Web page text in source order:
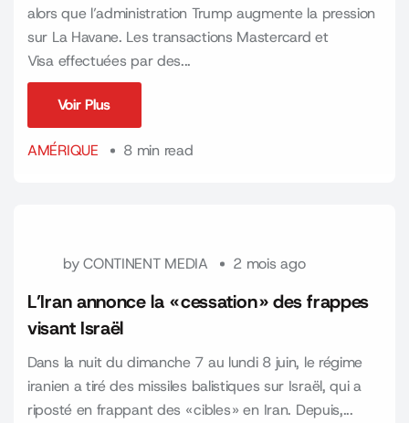
alors que l’administration Trump augmente la pression
sur La Havane. Les transactions Mastercard et
Visa effectuées par des...
Voir Plus
AMÉRIQUE
8 min read
byCONTINENT MEDIA 2 mois ago
L’Iran annonce la « cessation » des frappes
visant Israël
Dans la nuit du dimanche 7 au lundi 8 juin, le régime
iranien a tiré des missiles balistiques sur Israël, qui a
riposté en frappant des « cibles » en Iran. Depuis,...